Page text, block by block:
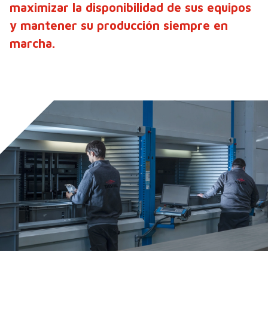
maximizar la disponibilidad de sus equipos
y mantener su producción siempre en
marcha.